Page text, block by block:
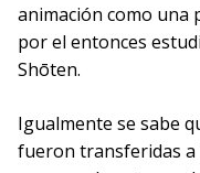
animación como una
por el entonces
Shōten.
Igualmente se sabe
fueron transferidas a